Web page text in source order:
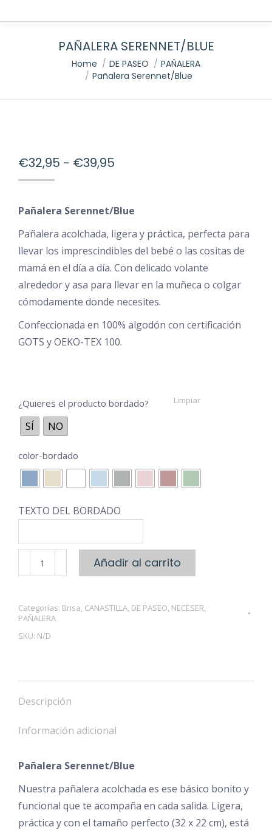
PAÑALERA SERENNET/BLUE
You are here:Home DE PASEO
PAÑALERA
Pañalera Serennet/Blue
€32,95 - €39,95
desde
€32,95
hasta
€39,95
Pañalera Serennet/Blue
Pañalera acolchada, ligera y práctica, perfecta para
llevar los imprescindibles del bebé o las cositas de
mamá en el día a día. Con delicado volante
alrededor y asa para llevar en la muñeca o colgar
cómodamente donde necesites.
Confeccionada en 100% algodón con certificación
GOTS y OEKO-TEX 100.
¿Quieres el producto bordado?
SÍ NO
color-bordado
Limpiar
TEXTO DEL BORDADO
Pañalera
Serennet/Blue
Añadir al carrito
Categorías: Brisa, CANASTILLA, DE PASEO, NECESER,
PAÑALERA
SKU: N/D
Descripción
Información adicional
Pañalera Serennet/Blue
Nuestra pañalera acolchada es ese básico bonito y
funcional que te acompaña en cada salida. Ligera,
práctica y con el tamaño perfecto (32 x 22 cm), está